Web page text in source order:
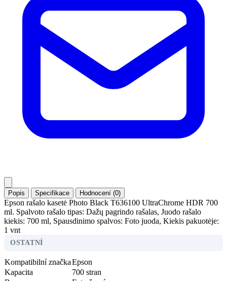
Popis Specifikace Hodnocení (0)
Epson rašalo kasetė Photo Black T636100 UltraChrome HDR 700
ml. Spalvoto rašalo tipas: Dažų pagrindo rašalas, Juodo rašalo
kiekis: 700 ml, Spausdinimo spalvos: Foto juoda, Kiekis pakuotėje:
1 vnt
OSTATNÍ
Kompatibilní značkaEpson
Kapacita
700 stran